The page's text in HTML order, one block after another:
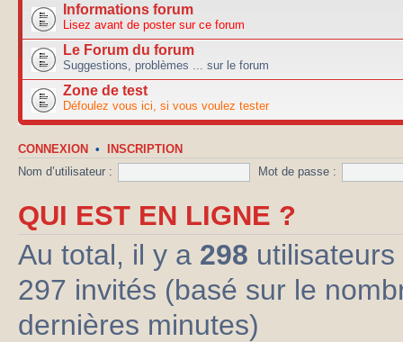
Informations forum
Lisez avant de poster sur ce forum
Le Forum du forum
Suggestions, problèmes ... sur le forum
Zone de test
Défoulez vous ici, si vous voulez tester
CONNEXION • INSCRIPTION
Nom d’utilisateur : Mot de passe :
QUI EST EN LIGNE ?
Au total, il y a 298
297 invités (basé sur le
dernières minutes)